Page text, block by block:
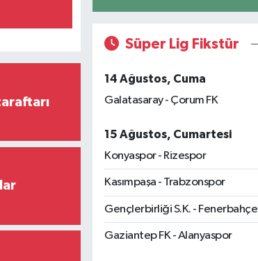
Süper Lig Fikstür
14 Ağustos, Cuma
Galatasaray - Çorum FK
15 Ağustos, Cumartesi
Konyaspor - Rizespor
Kasımpaşa - Trabzonspor
Gençlerbirliği S.K. - Fenerbahçe
Gaziantep FK - Alanyaspor